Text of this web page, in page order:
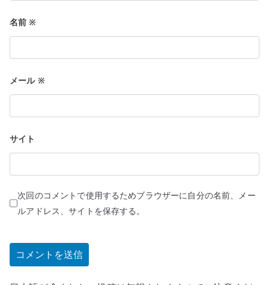
名前※
メール ※
サイト
次回のコメントで使用するためブラウザーに自分の名前、メー
ルアドレス、サイトを保存する。